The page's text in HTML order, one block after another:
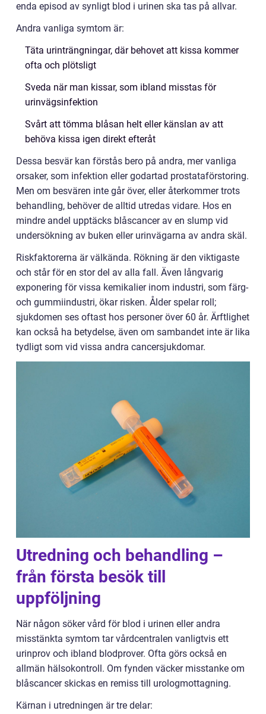
enda episod av synligt blod i urinen ska tas på allvar.
Andra vanliga symtom är:
Täta urinträngningar, där behovet att kissa kommer
ofta och plötsligt
Sveda när man kissar, som ibland misstas för
urinvägsinfektion
Svårt att tömma blåsan helt eller känslan av att
behöva kissa igen direkt efteråt
Dessa besvär kan förstås bero på andra, mer vanliga
orsaker, som infektion eller godartad prostataförstoring.
Men om besvären inte går över, eller återkommer trots
behandling, behöver de alltid utredas vidare. Hos en
mindre andel upptäcks blåscancer av en slump vid
undersökning av buken eller urinvägarna av andra skäl.
Riskfaktorerna är välkända. Rökning är den viktigaste
och står för en stor del av alla fall. Även långvarig
exponering för vissa kemikalier inom industri, som färg-
och gummiindustri, ökar risken. Ålder spelar roll;
sjukdomen ses oftast hos personer över 60 år. Ärftlighet
kan också ha betydelse, även om sambandet inte är lika
tydligt som vid vissa andra cancersjukdomar.
Utredning och behandling –
från första besök till
uppföljning
När någon söker vård för blod i urinen eller andra
misstänkta symtom tar vårdcentralen vanligtvis ett
urinprov och ibland blodprover. Ofta görs också en
allmän hälsokontroll. Om fynden väcker misstanke om
blåscancer skickas en remiss till urologmottagning.
Kärnan i utredningen är tre delar: